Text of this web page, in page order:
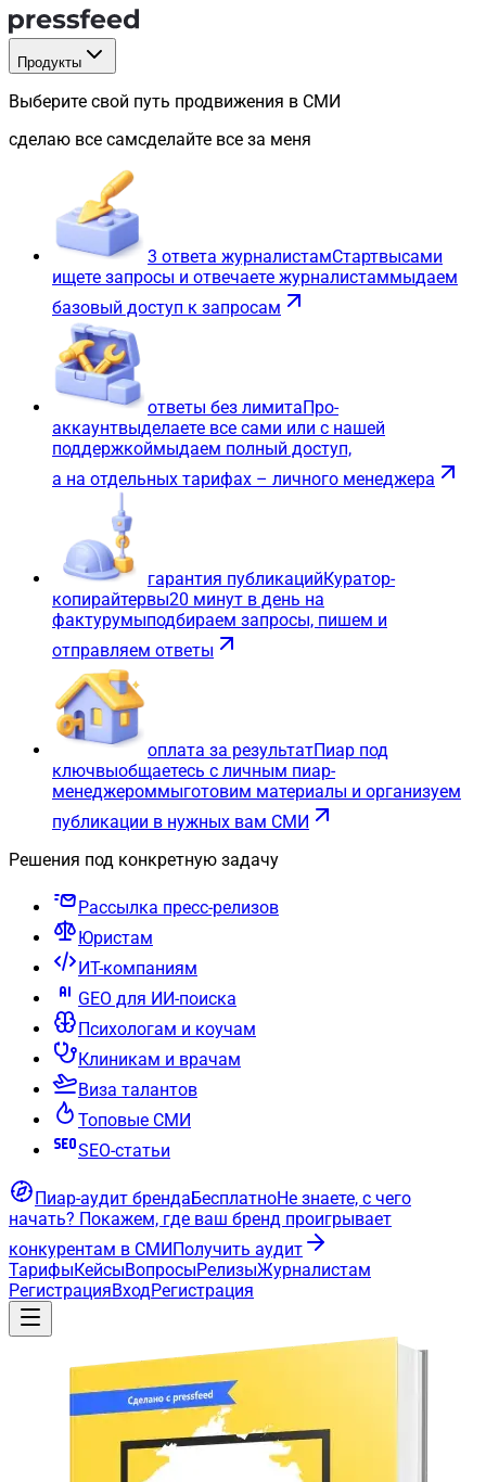
Продукты
Выберите свой путь продвижения в СМИ
сделаю все самсделайте все за меня
3 ответа журналистамСтартвысами
ищете запросы и отвечаете журналистаммыдаем
базовый доступ к запросам
ответы без лимитаПро-
аккаунтвыделаете все сами или с нашей
поддержкоймыдаем полный доступ,
а на отдельных тарифах – личного менеджера
гарантия публикацийКуратор-
копирайтервы20 минут в день на
фактурумыподбираем запросы, пишем и
отправляем ответы
оплата за результатПиар под
ключвыобщаетесь с личным пиар-
менеджероммыготовим материалы и организуем
публикации в нужных вам СМИ
Решения под конкретную задачу
Рассылка пресс-релизов
Юристам
ИТ-компаниям
GEO для ИИ-поиска
Психологам и коучам
Клиникам и врачам
Виза талантов
Топовые СМИ
SEO-статьи
Пиар-аудит брендаБесплатноНе знаете, с чего
начать? Покажем, где ваш бренд проигрывает
конкурентам в СМИПолучить аудит
ТарифыКейсыВопросыРелизыЖурналистам
РегистрацияВходРегистрация